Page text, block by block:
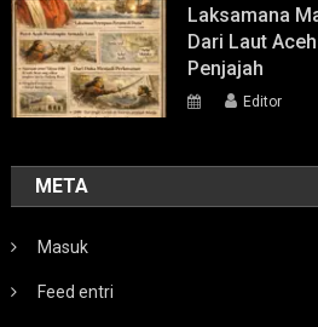
Laksamana
Dari Laut
Penjajah
Editor
META
Masuk
Feed entri